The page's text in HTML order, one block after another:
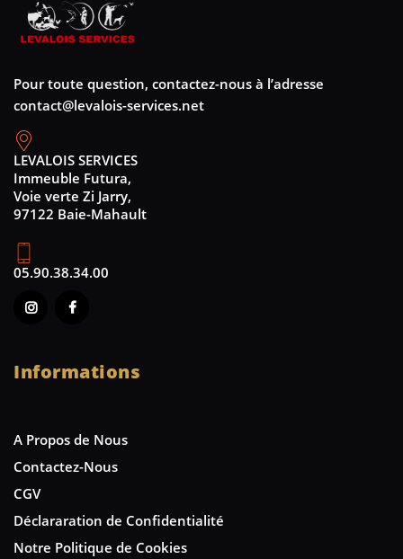
Pour toute question, contactez-nous à l’adresse
contact@levalois-services.net
LEVALOIS SERVICES
Immeuble Futura,
Voie verte Zi Jarry,
97122 Baie-Mahault
05.90.38.34.00
Informations
A Propos de Nous
Contactez-Nous
CGV
Déclararation de Confidentialité
Notre Politique de Cookies